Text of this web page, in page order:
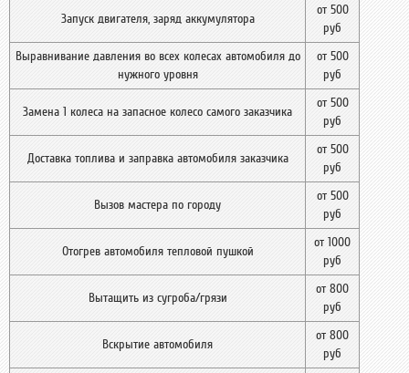
Запуск двигателя, заряд аккумулятора
от 500
руб
Выравнивание давления во всех колесах автомобиля до
нужного уровня
от 500
руб
Замена 1 колеса на запасное колесо самого заказчика
от 500
руб
Доставка топлива и заправка автомобиля заказчика
от 500
руб
Вызов мастера по городу
от 500
руб
Отогрев автомобиля тепловой пушкой
от 1000
руб
Вытащить из сугроба/грязи
от 800
руб
Вскрытие автомобиля
от 800
руб